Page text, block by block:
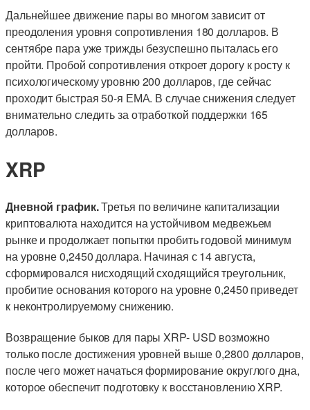
Дальнейшее движение пары во многом зависит от
преодоления уровня сопротивления 180 долларов. В
сентябре пара уже трижды безуспешно пыталась его
пройти. Пробой сопротивления откроет дорогу к росту к
психологическому уровню 200 долларов, где сейчас
проходит быстрая 50-я ЕМА. В случае снижения следует
внимательно следить за отработкой поддержки 165
долларов.
XRP
Дневной график.Третья по величине капитализации
криптовалюта находится на устойчивом медвежьем
рынке и продолжает попытки пробить годовой минимум
на уровне 0,2450 доллара. Начиная с 14 августа,
сформировался нисходящий сходящийся треугольник,
пробитие основания которого на уровне 0,2450 приведет
к неконтролируемому снижению.
Возвращение быков для пары XRP- USD возможно
только после достижения уровней выше 0,2800 долларов,
после чего может начаться формирование округлого дна,
которое обеспечит подготовку к восстановлению XRP.